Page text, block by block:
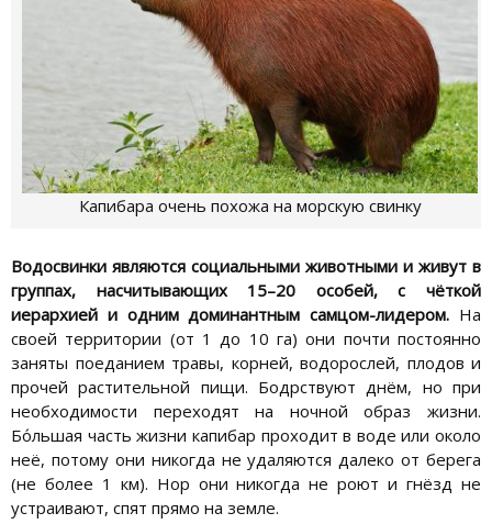
Капибара очень похожа на морскую свинку
Водосвинки являются социальными животными и живут в
группах, насчитывающих 15–20 особей, с чёткой
иерархией и одним доминантным самцом-лидером. На
своей территории (от 1 до 10 га) они почти постоянно
заняты поеданием травы, корней, водорослей, плодов и
прочей растительной пищи. Бодрствуют днём, но при
необходимости переходят на ночной образ жизни.
Бо́льшая часть жизни капибар проходит в воде или около
неё, потому они никогда не удаляются далеко от берега
(не более 1 км). Нор они никогда не роют и гнёзд не
устраивают, спят прямо на земле.